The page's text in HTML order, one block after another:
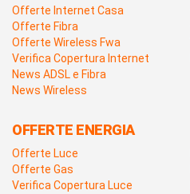
Offerte Internet Casa
Offerte Fibra
Offerte Wireless Fwa
Verifica Copertura Internet
News ADSL e Fibra
News Wireless
OFFERTE ENERGIA
Offerte Luce
Offerte Gas
Verifica Copertura Luce